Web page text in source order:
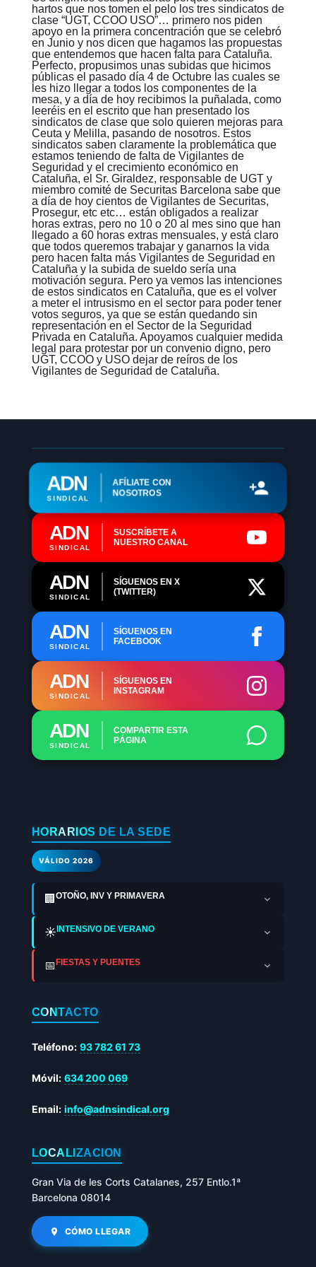
hartos que nos tomen el pelo los tres sindicatos de
clase “UGT, CCOO USO”… primero nos piden
apoyo en la primera concentración que se celebró
en Junio y nos dicen que hagamos las propuestas
que entendemos que hacen falta para Cataluña.
Perfecto, propusimos unas subidas que hicimos
públicas el pasado día 4 de Octubre las cuales se
les hizo llegar a todos los componentes de la
mesa, y a día de hoy recibimos la puñalada, como
leeréis en el escrito que han presentado los
sindicatos de clase que solo quieren mejoras para
Ceuta y Melilla, pasando de nosotros. Estos
sindicatos saben claramente la problemática que
estamos teniendo de falta de Vigilantes de
Seguridad y el crecimiento económico en
Cataluña, el Sr. Giraldez, responsable de UGT y
miembro comité de Securitas Barcelona sabe que
a día de hoy cientos de Vigilantes de Securitas,
Prosegur, etc etc… están obligados a realizar
horas extras, pero no 10 o 20 al mes sino que han
llegado a 60 horas extras mensuales, y está claro
que todos queremos trabajar y ganarnos la vida
pero hacen falta más Vigilantes de Seguridad en
Cataluña y la subida de sueldo sería una
motivación segura. Pero ya vemos las intenciones
de estos sindicatos en Cataluña, que es el volver
a meter el intrusismo en el sector para poder tener
votos seguros, ya que se están quedando sin
representación en el Sector de la Seguridad
Privada en Cataluña. Apoyamos cualquier medida
legal para protestar por un convenio digno, pero
UGT, CCOO y USO dejar de reíros de los
Vigilantes de Seguridad de Cataluña.
ADN
SINDICAL
AFÍLIATE CON
NOSOTROS
ADN
SINDICAL
SUSCRÍBETE A
NUESTRO CANAL
ADN
SINDICAL
SÍGUENOS EN X
(TWITTER)
ADN
SINDICAL
SÍGUENOS EN
FACEBOOK
ADN
SINDICAL
SÍGUENOS EN
INSTAGRAM
ADN
SINDICAL
COMPARTIR ESTA
PÁGINA
HORARIOS DE LA SEDE
VÁLIDO 2026
🏢 OTOÑO, INV Y PRIMAVERA
☀️INTENSIVO DE VERANO
📅FIESTAS Y PUENTES
CONTACTO
Teléfono: 93 782 61 73
Móvil: 634 200 069
Email: info@adnsindical.org
LOCALIZACIÓN
Gran Via de les Corts Catalanes, 257 Entlo.1ª
Barcelona 08014
CÓMO LLEGAR